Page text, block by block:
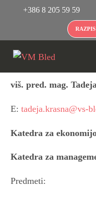
+386 8 205 59 59
viš. pred. mag.
E: tadeja.krasna@vs-
Katedra za
Katedra za
Predmeti: